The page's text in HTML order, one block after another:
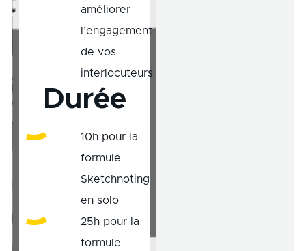
améliorer
l’engagement
de vos
interlocuteurs
Durée
10h pour la
formule
Sketchnoting
en solo
25h pour la
formule